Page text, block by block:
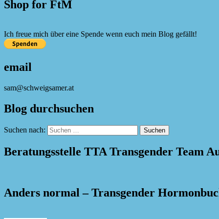
Shop for FtM
Ich freue mich über eine Spende wenn euch mein Blog gefällt!
email
sam@schweigsamer.at
Blog durchsuchen
Suchen nach:
Beratungsstelle TTA Transgender Team
Anders normal – Transgender